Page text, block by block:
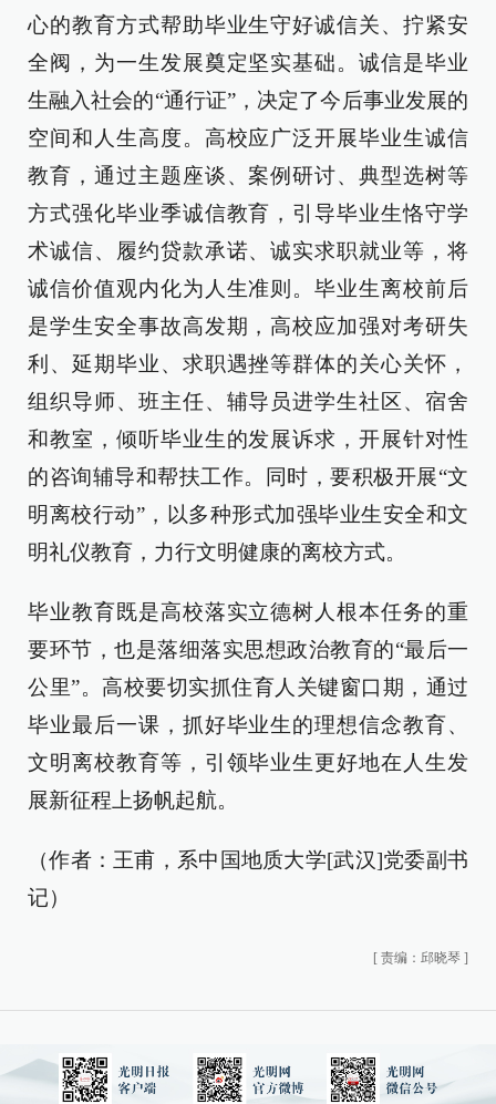
心的教育方式帮助毕业生守好诚信关、拧紧安
全阀，为一生发展奠定坚实基础。诚信是毕业
生融入社会的“通行证”，决定了今后事业发展的
空间和人生高度。高校应广泛开展毕业生诚信
教育，通过主题座谈、案例研讨、典型选树等
方式强化毕业季诚信教育，引导毕业生恪守学
术诚信、履约贷款承诺、诚实求职就业等，将
诚信价值观内化为人生准则。毕业生离校前后
是学生安全事故高发期，高校应加强对考研失
利、延期毕业、求职遇挫等群体的关心关怀，
组织导师、班主任、辅导员进学生社区、宿舍
和教室，倾听毕业生的发展诉求，开展针对性
的咨询辅导和帮扶工作。同时，要积极开展“文
明离校行动”，以多种形式加强毕业生安全和文
明礼仪教育，力行文明健康的离校方式。
毕业教育既是高校落实立德树人根本任务的重
要环节，也是落细落实思想政治教育的“最后一
公里”。高校要切实抓住育人关键窗口期，通过
毕业最后一课，抓好毕业生的理想信念教育、
文明离校教育等，引领毕业生更好地在人生发
展新征程上扬帆起航。
（作者：王甫，系中国地质大学[武汉]党委副书
记）
[ 责编：邱晓琴 ]